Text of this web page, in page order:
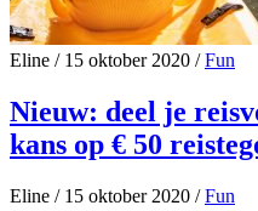
Eline /15 oktober 2020 / Fun
Nieuw: deel je
kans op € 50
Eline /15 oktober 2020 / Fun